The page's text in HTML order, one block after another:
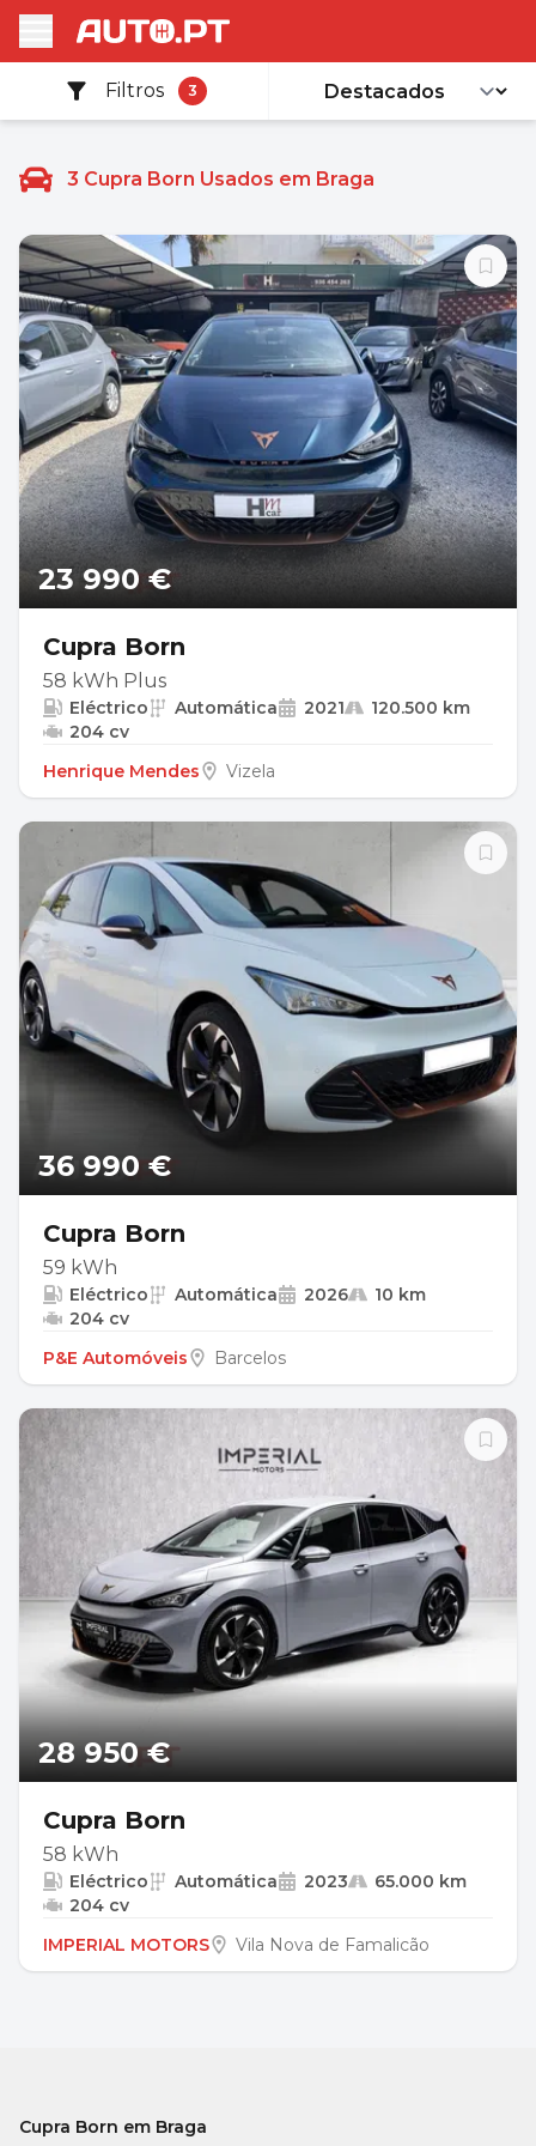
Filtros 3
3 Cupra Born Usados em Braga
23 990 €
Cupra Born
58 kWh Plus
Eléctrico Automática 2021
120.500 km
204 cv
Henrique Mendes
Vizela
36 990 €
Cupra Born
59 kWh
Eléctrico Automática 2026
10 km
204 cv
P&E Automóveis
Barcelos
28 950 €
Cupra Born
58 kWh
Eléctrico Automática 2023
65.000 km
204 cv
IMPERIAL MOTORS
Vila Nova de Famalicão
Cupra Born em Braga